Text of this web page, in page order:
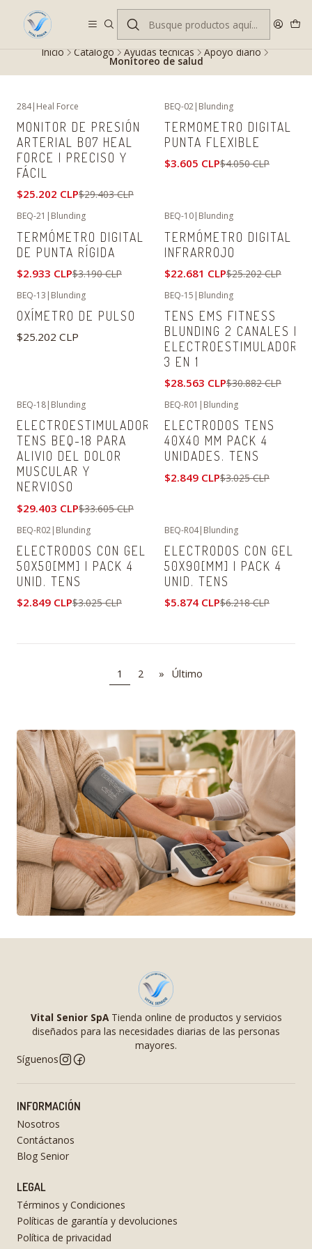
Despacho gratis en RM desde $100.000. Revisa las condiciones.
Inicio Catálogo Ayudas técnicas Apoyo diario
Monitoreo de salud
284| Heal Force
MONITOR DE PRESIÓN
ARTERIAL B07 HEAL
FORCE | PRECISO Y
FÁCIL
$25.202 CLP$29.403 CLP
BEQ-02| Blunding
TERMOMETRO DIGITAL
PUNTA FLEXIBLE
$3.605 CLP$4.050 CLP
BEQ-21 | Blunding
TERMÓMETRO DIGITAL
DE PUNTA RÍGIDA
$2.933 CLP$3.190 CLP
BEQ-10| Blunding
TERMÓMETRO DIGITAL
INFRARROJO
$22.681 CLP$25.202 CLP
BEQ-13 | Blunding
OXÍMETRO DE PULSO
$25.202 CLP
BEQ-15 | Blunding
TENS EMS FITNESS
BLUNDING 2 CANALES |
ELECTROESTIMULADOR
3 EN 1
$28.563 CLP$30.882 CLP
BEQ-18| Blunding
ELECTROESTIMULADOR
TENS BEQ-18 PARA
ALIVIO DEL DOLOR
MUSCULAR Y
NERVIOSO
$29.403 CLP$33.605 CLP
BEQ-R01 | Blunding
ELECTRODOS TENS
40X40 MM PACK 4
UNIDADES. TENS
$2.849 CLP$3.025 CLP
BEQ-R02| Blunding
ELECTRODOS CON GEL
50X50[MM] | PACK 4
UNID. TENS
$2.849 CLP$3.025 CLP
BEQ-R04| Blunding
ELECTRODOS CON GEL
50X90[MM] | PACK 4
UNID. TENS
$5.874 CLP$6.218 CLP
1 2 » Último
Vital Senior SpATienda online de productos y servicios
diseñados para las necesidades diarias de las personas
mayores.
Síguenos
INFORMACIÓN
Nosotros
Contáctanos
Blog Senior
LEGAL
Términos y Condiciones
Políticas de garantía y devoluciones
Política de privacidad